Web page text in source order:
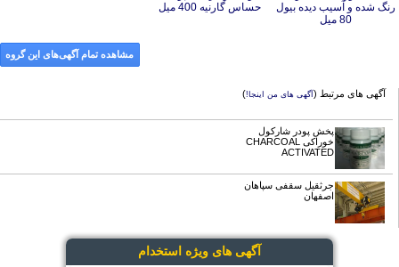
80 میل
حساس گارنیه 400 میل
مشاهده تمام آگهی‌های این گروه
آگهی های مرتبط (آگهی های من اینجا!)
پخش پودر شارکول
خوراکی CHARCOAL
ACTIVATED
جرثقیل سقفی سپاهان
اصفهان
آگهی های ویژه استخدام